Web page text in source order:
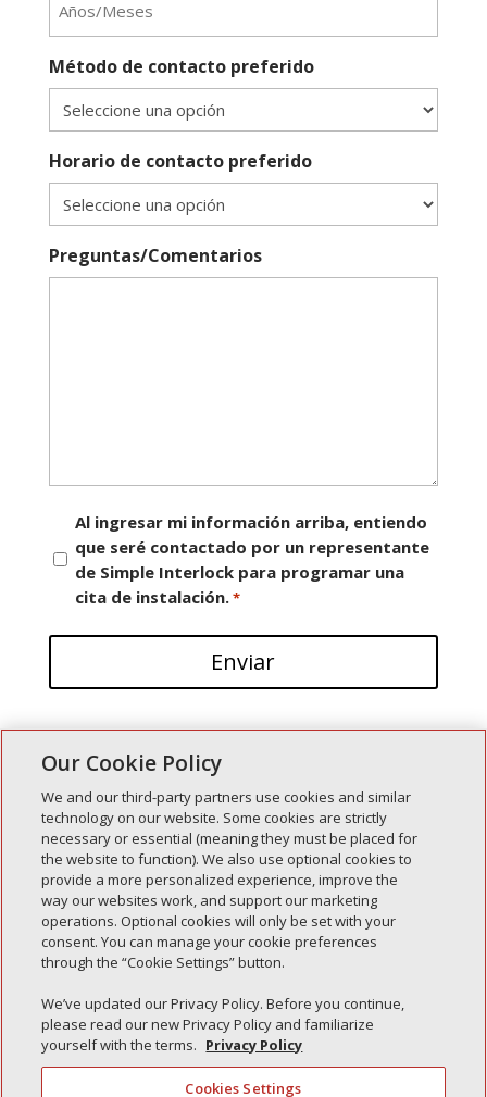
Método de contacto preferido
Horario de contacto preferido
Preguntas/Comentarios
Consentimiento
Al ingresar mi información arriba, entiendo
que seré contactado por un representante
de Simple Interlock para programar una
cita de instalación.*
Entradas recientes
Simple Interlock de Walla Walla
Enclavamiento simple de Morton
Simple Interlock de Carol Stream
Simple Interlock de Waukegan
Simple Interlock de Texarkana
Our Cookie Policy
We and our third-party partners use cookies and similar
technology on our website. Some cookies are strictly
necessary or essential (meaning they must be placed for
the website to function). We also use optional cookies to
provide a more personalized experience, improve the
way our websites work, and support our marketing
operations. Optional cookies will only be set with your
consent. You can manage your cookie preferences
through the “Cookie Settings” button.
We’ve updated our Privacy Policy. Before you continue,
please read our new Privacy Policy and familiarize
yourself with the terms. Privacy Policy
Cookies Settings